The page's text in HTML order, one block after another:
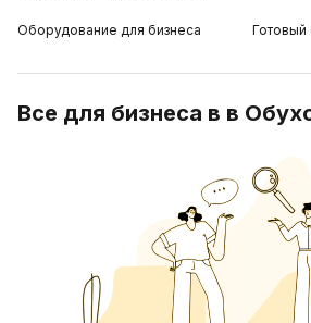
Оборудование для бизнеса Готовый
Все для бизнеса в в